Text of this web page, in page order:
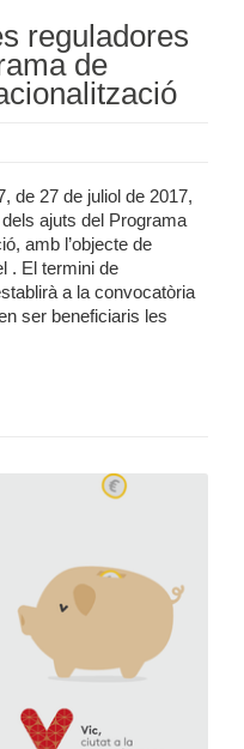
reguladores
de
de 27 de juliol de 2017,
ajuts del Programa
amb l’objecte de
. El termini de
a la convocatòria
ser beneficiaris les